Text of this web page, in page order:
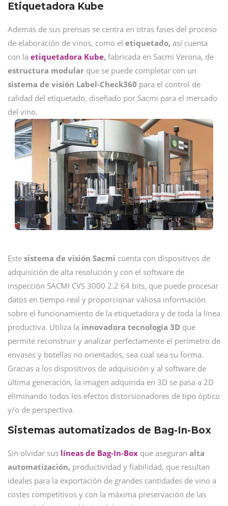
Etiquetadora Kube
Además de sus prensas se centra en otras fases del proceso
de elaboración de vinos, como el etiquetado, así cuenta
con la etiquetadora Kube, fabricada en Sacmi Verona, de
estructura modular que se puede completar con un
sistema de visión Label-Check360 para el control de
calidad del etiquetado, diseñado por Sacmi para el mercado
del vino.
Este sistema de visión Sacmi cuenta con dispositivos de
adquisición de alta resolución y con el software de
inspección SACMI CVS 3000 2.2 64 bits, que puede procesar
datos en tiempo real y proporcionar valiosa información
sobre el funcionamiento de la etiquetadora y de toda la línea
productiva. Utiliza la innovadora tecnología 3D que
permite reconstruir y analizar perfectamente el perímetro de
envases y botellas no orientados, sea cual sea su forma.
Gracias a los dispositivos de adquisición y al software de
última generación, la imagen adquirida en 3D se pasa a 2D
eliminando todos los efectos distorsionadores de tipo óptico
y/o de perspectiva.
Sistemas automatizados de Bag-In-Box
Sin olvidar sus líneas de Bag-In-Box que aseguran alta
automatización, productividad y fiabilidad, que resultan
ideales para la exportación de grandes cantidades de vino a
costes competitivos y con la máxima preservación de las